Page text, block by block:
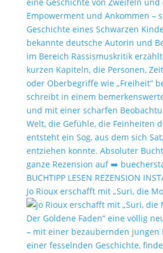
Jo Rioux erschafft mit „Suri, die